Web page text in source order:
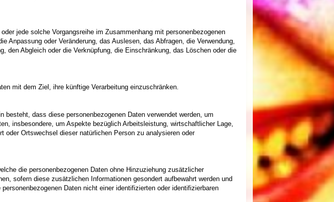
jede solche Vorgangsreihe im Zusammenhang mit personenbezogenen
Anpassung oder Veränderung, das Auslesen, das Abfragen, die Verwendung,
den Abgleich oder die Verknüpfung, die Einschränkung, das Löschen oder die
mit dem Ziel, ihre künftige Verarbeitung einzuschränken.
besteht, dass diese personenbezogenen Daten verwendet werden, um
insbesondere, um Aspekte bezüglich Arbeitsleistung, wirtschaftlicher Lage,
oder Ortswechsel dieser natürlichen Person zu analysieren oder
die personenbezogenen Daten ohne Hinzuziehung zusätzlicher
sofern diese zusätzlichen Informationen gesondert aufbewahrt werden und
Daten nicht einer identifizierten oder identifizierbaren